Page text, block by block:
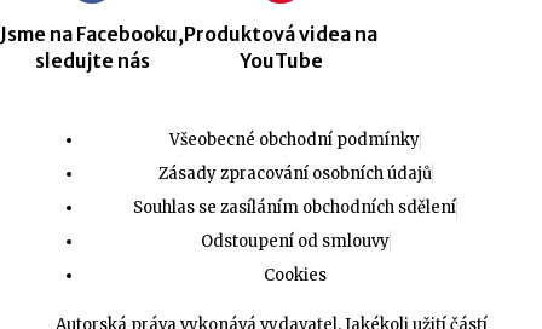
Jsme na Facebooku,
sledujte nás
Produktová videa na
YouTube
Všeobecné obchodní podmínky
Zásady zpracování osobních údajů
Souhlas se zasíláním obchodních sdělení
Odstoupení od smlouvy
Cookies